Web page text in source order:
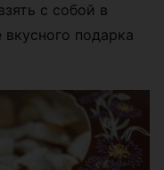
с собой в
подарка